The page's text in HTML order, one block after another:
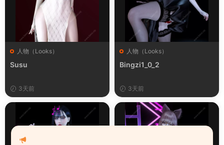
人物（Looks）
Susu
3天前
人物（Looks）
Bingzi1_0_2
3天前